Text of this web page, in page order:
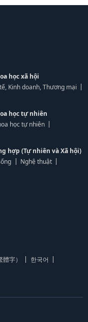
học xã hội
Kinh doanh, Thương mại
học tự nhiên
học tự nhiên
hợp (Tự nhiên và Xã hội)
Nghệ thuật
字）
한국어